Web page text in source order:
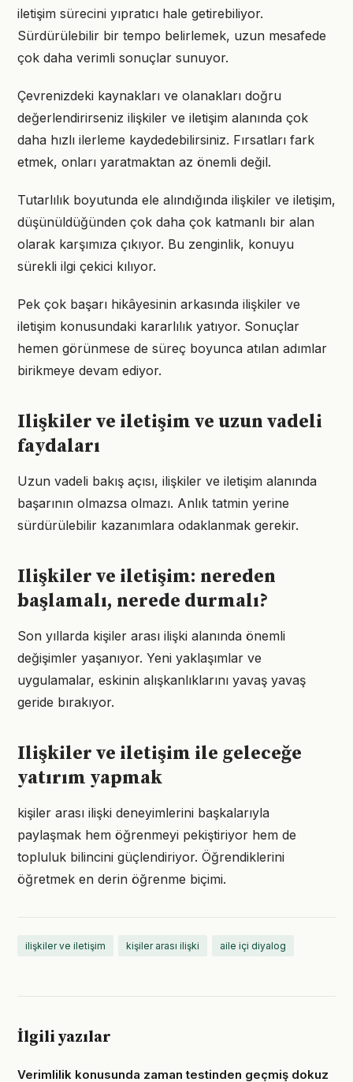
iletişim sürecini yıpratıcı hale getirebiliyor.
Sürdürülebilir bir tempo belirlemek, uzun mesafede
çok daha verimli sonuçlar sunuyor.
Çevrenizdeki kaynakları ve olanakları doğru
değerlendirirseniz ilişkiler ve iletişim alanında çok
daha hızlı ilerleme kaydedebilirsiniz. Fırsatları fark
etmek, onları yaratmaktan az önemli değil.
Tutarlılık boyutunda ele alındığında ilişkiler ve iletişim,
düşünüldüğünden çok daha çok katmanlı bir alan
olarak karşımıza çıkıyor. Bu zenginlik, konuyu
sürekli ilgi çekici kılıyor.
Pek çok başarı hikâyesinin arkasında ilişkiler ve
iletişim konusundaki kararlılık yatıyor. Sonuçlar
hemen görünmese de süreç boyunca atılan adımlar
birikmeye devam ediyor.
Ilişkiler ve iletişim ve uzun vadeli
faydaları
Uzun vadeli bakış açısı, ilişkiler ve iletişim alanında
başarının olmazsa olmazı. Anlık tatmin yerine
sürdürülebilir kazanımlara odaklanmak gerekir.
Ilişkiler ve iletişim: nereden
başlamalı, nerede durmalı?
Son yıllarda kişiler arası ilişki alanında önemli
değişimler yaşanıyor. Yeni yaklaşımlar ve
uygulamalar, eskinin alışkanlıklarını yavaş yavaş
geride bırakıyor.
Ilişkiler ve iletişim ile geleceğe
yatırım yapmak
kişiler arası ilişki deneyimlerini başkalarıyla
paylaşmak hem öğrenmeyi pekiştiriyor hem de
topluluk bilincini güçlendiriyor. Öğrendiklerini
öğretmek en derin öğrenme biçimi.
ilişkiler ve iletişim kişiler arası ilişki aile içi diyalog
İlgili yazılar
Verimlilik konusunda zaman testinden geçmiş dokuz